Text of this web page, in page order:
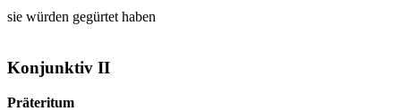
sie würden gegürtethaben
Konjunktiv II
Präteritum